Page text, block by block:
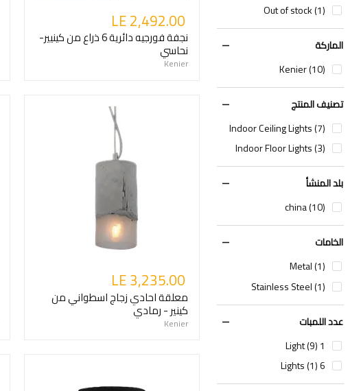
Out of stock (1)
الماركة
Kenier (10)
تصنيف المنتج
Indoor Ceiling Lights (7)
Indoor Floor Lights (3)
بلد المنشأ
china (10)
الخامات
Metal (1)
Stainless Steel (1)
عدد اللمبات
1 Light (9)
6 Lights (1)
LE 2,492.00
نجفة فورجيه دائرية 6 ذراع من كينيير-
نحاسي
Kenier
LE 3,235.00
معلقة احادي زجاج اسطواني من
كينير - رمادي
Kenier